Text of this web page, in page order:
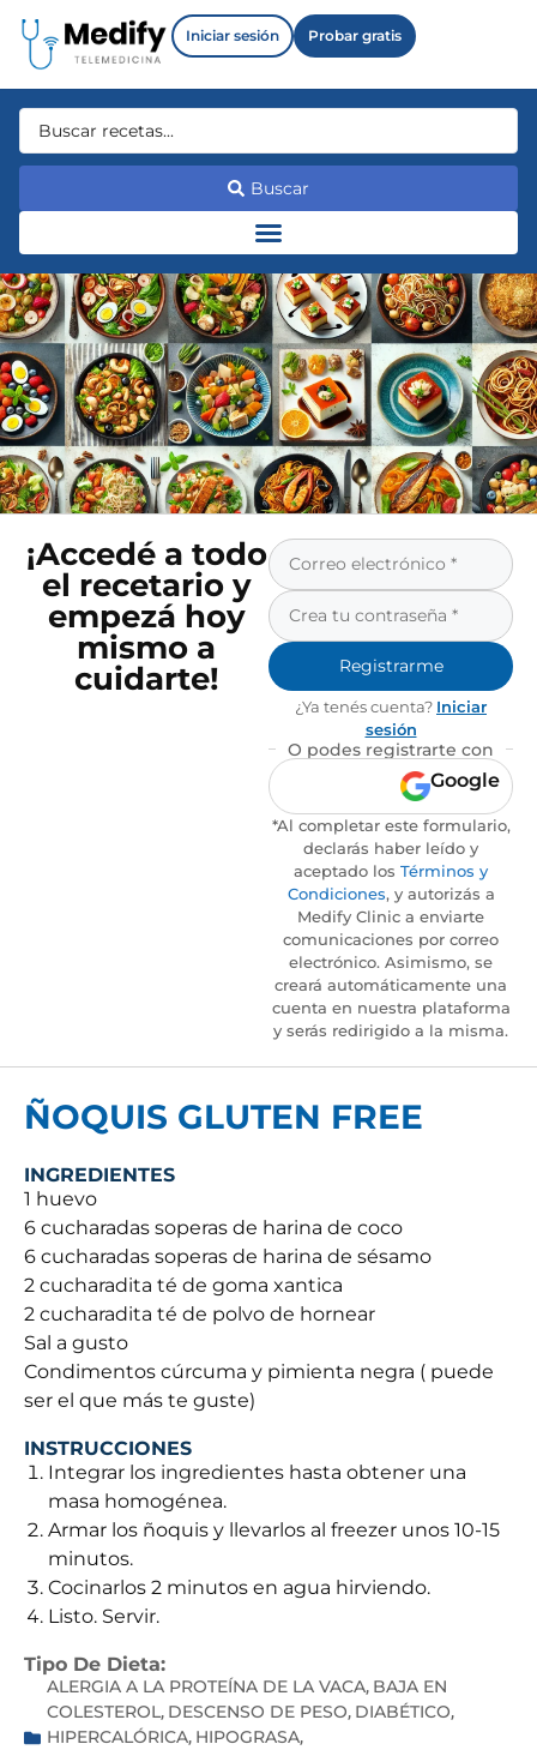
Iniciar sesión Probar gratis
Buscar
¡Accedé a todo
el recetario y
empezá hoy
mismo a
cuidarte!
Registrarme
¿Ya tenés cuenta? Iniciar
sesión
O podes registrarte con
Google
*Al completar este formulario,
declarás haber leído y
aceptado los Términos y
Condiciones, y autorizás a
Medify Clinic a enviarte
comunicaciones por correo
electrónico. Asimismo, se
creará automáticamente una
cuenta en nuestra plataforma
y serás redirigido a la misma.
ÑOQUIS GLUTEN FREE
INGREDIENTES
1 huevo
6 cucharadas soperas de harina de coco
6 cucharadas soperas de harina de sésamo
2 cucharadita té de goma xantica
2 cucharadita té de polvo de hornear
Sal a gusto
Condimentos cúrcuma y pimienta negra ( puede
ser el que más te guste)
INSTRUCCIONES
Integrar los ingredientes hasta obtener una
masa homogénea.
Armar los ñoquis y llevarlos al freezer unos 10-15
minutos.
Cocinarlos 2 minutos en agua hirviendo.
Listo. Servir.
Tipo De Dieta:
ALERGIA A LA PROTEÍNA DE LA VACA, BAJA EN
COLESTEROL, DESCENSO DE PESO, DIABÉTICO,
HIPERCALÓRICA, HIPOGRASA,